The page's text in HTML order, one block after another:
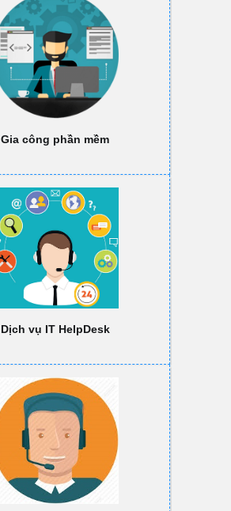
Gia công phần mềm
Dịch vụ IT HelpDesk